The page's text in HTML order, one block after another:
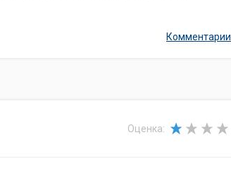
Комментарии
Оценка: